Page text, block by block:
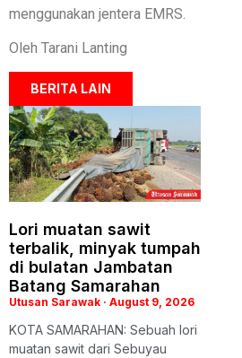
menggunakan jentera EMRS.
Oleh Tarani Lanting
BERITA LAIN
Lori muatan sawit
terbalik, minyak tumpah
di bulatan Jambatan
Batang Samarahan
Utusan Sarawak August 9, 2026
KOTA SAMARAHAN: Sebuah lori
muatan sawit dari Sebuyau